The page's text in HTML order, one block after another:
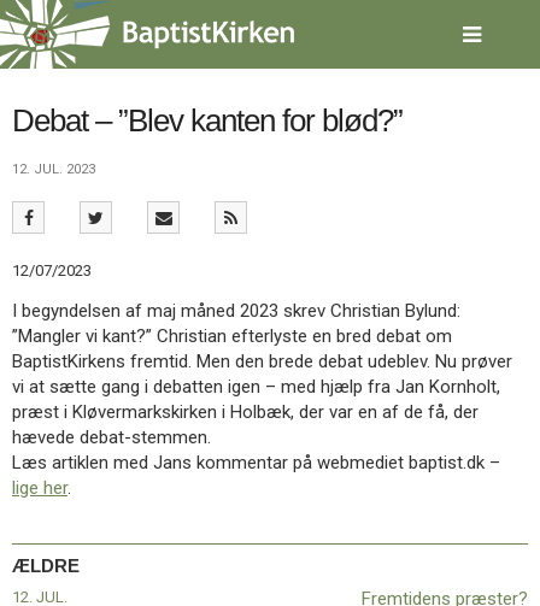
Spring
menu
over
gå
indhold Vend
forsiden
1.0:
Forside
3.0:
Kalender
4.0:
Inspiration
5.0:
Værktøjskassen
6.0:
Mission
7.0:
Om
BaptistKirken
8.0:
Kontakt
9.0:
Forside
Kalender
12.0:
Inspiration
Debat – ”Blev kanten for blød?”
12. JUL. 2023
12/07/2023
I begyndelsen af maj måned 2023 skrev Christian Bylund:
”Mangler vi kant?” Christian efterlyste en bred debat om
BaptistKirkens fremtid. Men den brede debat udeblev. Nu prøver
vi at sætte gang i debatten igen – med hjælp fra Jan Kornholt,
præst i Kløvermarkskirken i Holbæk, der var en af de få, der
hævede debat-stemmen.
Læs artiklen med Jans kommentar på webmediet baptist.dk –
lige her.
ÆLDRE
12. JUL. Fremtidens præster?